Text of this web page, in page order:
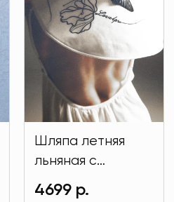
Шляпа летняя
льняная с
широкими полями
4699 р.